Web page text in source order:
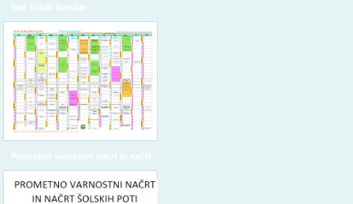
Naš šolski koledar
Prometno varnostni načrt in načrt
šolskih poti